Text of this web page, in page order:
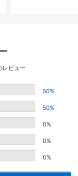
レビュー
50%
50%
0%
0%
0%